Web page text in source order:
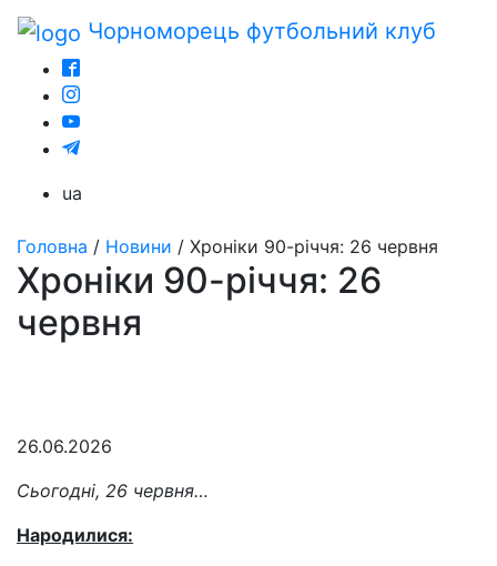
Чорноморець футбольний клуб
ua
Головна / Новини / Хроніки 90-річчя: 26 червня
Хроніки 90-річчя: 26
червня
26.06.2026
Сьогодні, 26 червня…
Народилися: